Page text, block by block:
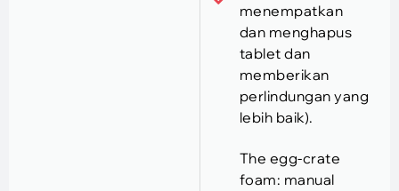
menempatkan
dan menghapus
tablet dan
memberikan
perlindungan yang
lebih baik).
The egg-crate
foam: manual